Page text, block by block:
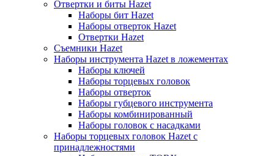
Отвертки и биты Hazet
Наборы бит Hazet
Наборы отверток Hazet
Отвертки Hazet
Съемники Hazet
Наборы инструмента Hazet в ложементах
Наборы ключей
Наборы торцевых головок
Наборы отверток
Наборы губцевого инструмента
Наборы комбинированный
Наборы головок с насадками
Наборы торцевых головок Hazet с
принадлежностями